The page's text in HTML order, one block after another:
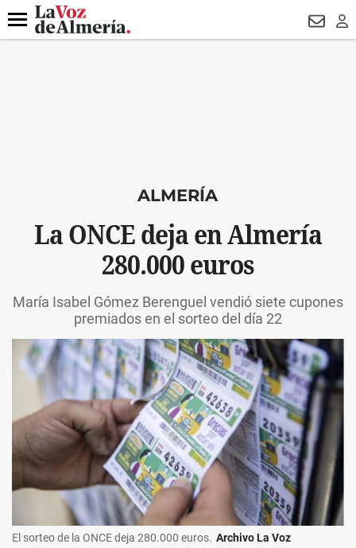
DESTACADO
Menú
ALMERÍA
La ONCE deja en Almería
280.000 euros
María Isabel Gómez Berenguel vendió siete cupones
premiados en el sorteo del día 22
El sorteo de la ONCE deja 280.000 euros. Archivo La Voz